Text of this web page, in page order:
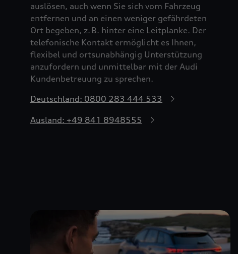
auslösen, auch wenn Sie sich vom Fahrzeug
entfernen und an einen weniger gefährdeten
Ort begeben, z. B. hinter eine Leitplanke. Der
telefonische Kontakt ermöglicht es Ihnen,
flexibel und ortsunabhängig Unterstützung
anzufordern und unmittelbar mit der Audi
Kundenbetreuung zu sprechen.
Deutschland: 0800 283 444 533
Ausland: +49 841 8948555